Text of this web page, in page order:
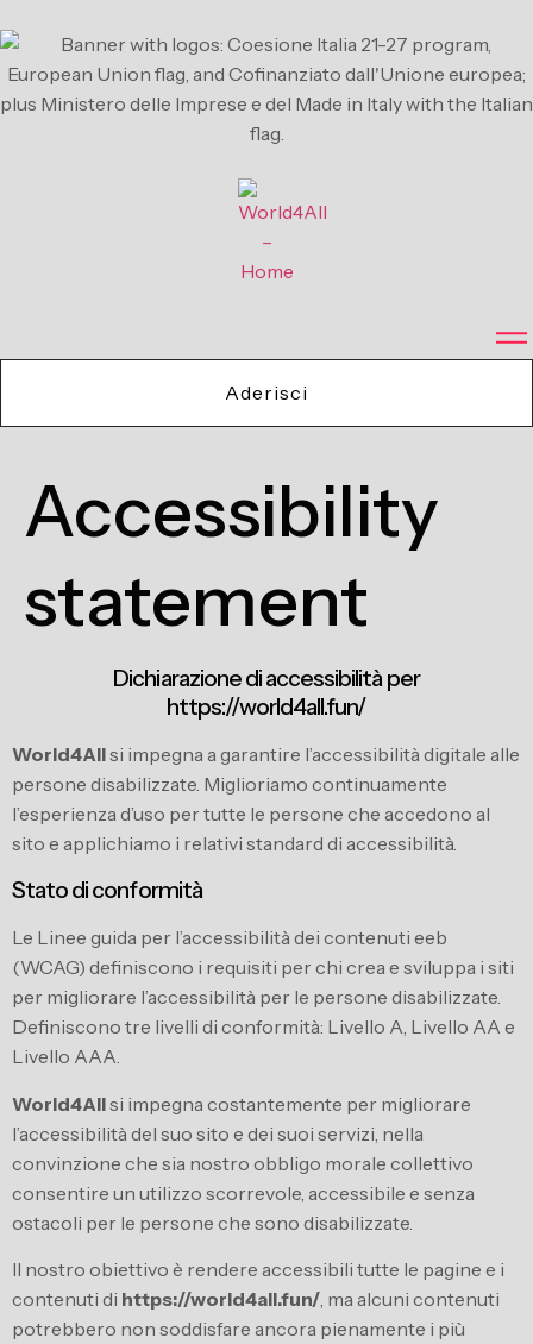
Aderisci
Accessibility
statement
Dichiarazione di accessibilità per
https://world4all.fun/
World4Allsi impegna a garantire l’accessibilità digitale alle
persone disabilizzate. Miglioriamo continuamente
l’esperienza d’uso per tutte le persone che accedono al
sito e applichiamo i relativi standard di accessibilità.
Stato di conformità
Le Linee guida per l’accessibilità dei contenuti eeb
(WCAG) definiscono i requisiti per chi crea e sviluppa i siti
per migliorare l’accessibilità per le persone disabilizzate.
Definiscono tre livelli di conformità: Livello A, Livello AA e
Livello AAA.
World4Allsi impegna costantemente per migliorare
l’accessibilità del suo sito e dei suoi servizi, nella
convinzione che sia nostro obbligo morale collettivo
consentire un utilizzo scorrevole, accessibile e senza
ostacoli per le persone che sono disabilizzate.
Il nostro obiettivo è rendere accessibili tutte le pagine e i
contenuti di https://world4all.fun/, ma alcuni contenuti
potrebbero non soddisfare ancora pienamente i più